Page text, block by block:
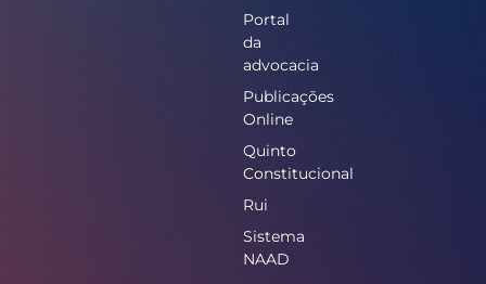
Portal
da
advocacia
Publicações
Online
Quinto
Constitucional
Rui
Sistema
NAAD